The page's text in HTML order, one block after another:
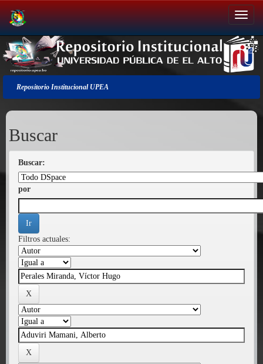
Salir
de
la
navegación
Repositorio Institucional UPEA
Buscar
Buscar:
por
Filtros actuales: